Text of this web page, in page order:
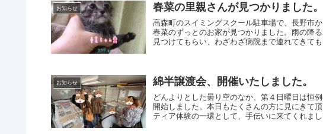
お知らせ 春菜の里親さんが見つかりました。
高森町のスイミングスクール駐車場で、長野市
春菜のずっとのお家が見つかりました。雨の降
見つけてもらい、わざわざ病院まで連れてきて
お知らせ 綿半譲渡会、開催いたしました。
どんよりとした曇り空のなか、第４日曜日は恒
開始しました。本日もたくさんの方に見にきて
ティア体験の一環として、手伝いに来てくれま